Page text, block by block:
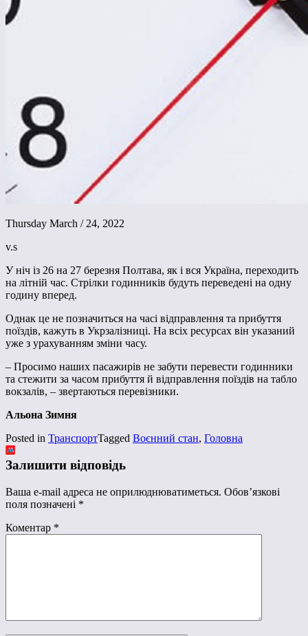
Thursday March / 24, 2022
v.s
У ніч із 26 на 27 березня Полтава, як і вся Україна, переходить
на літній час. Стрілки годинників будуть переведені на одну
годину вперед.
Однак це не позначиться на часі відправлення та прибуття
поїздів, кажуть в Укрзалізниці. На всіх ресурсах він указаний
уже з урахуванням зміни часу.
– Просимо наших пасажирів не забути перевести годинники
та стежити за часом прибуття й відправлення поїздів на табло
вокзалів, – звертаються перевізники.
Альона Зимня
Posted in ТранспортTagged Воєнний стан, Головна
Залишити відповідь
Ваша e-mail адреса не оприлюднюватиметься. Обов’язкові
поля позначені *
Коментар *